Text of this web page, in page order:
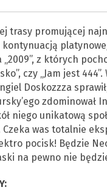
trasy promującej
kontynuacją
„2009”, z których
czy „Jam jest
Doskozzza
zdominował
niego unikatową
Czeka was totalnie
pocisk! Będzie
na pewno nie